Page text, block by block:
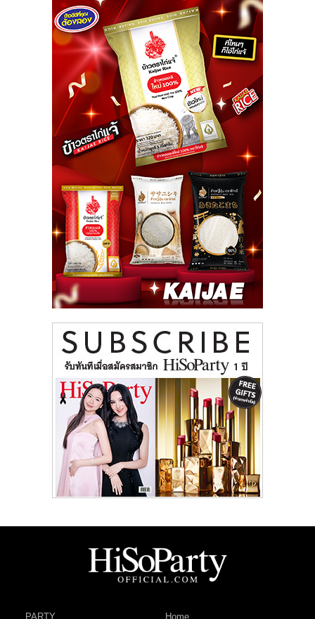
PARTY Home